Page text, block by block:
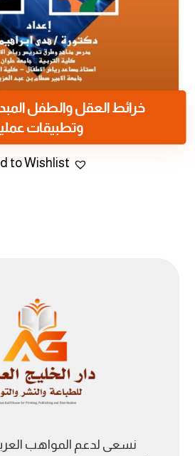
خرائط العقل والطفل
وتطبيقات
to Wishlist
نسعى لدعم المواهب